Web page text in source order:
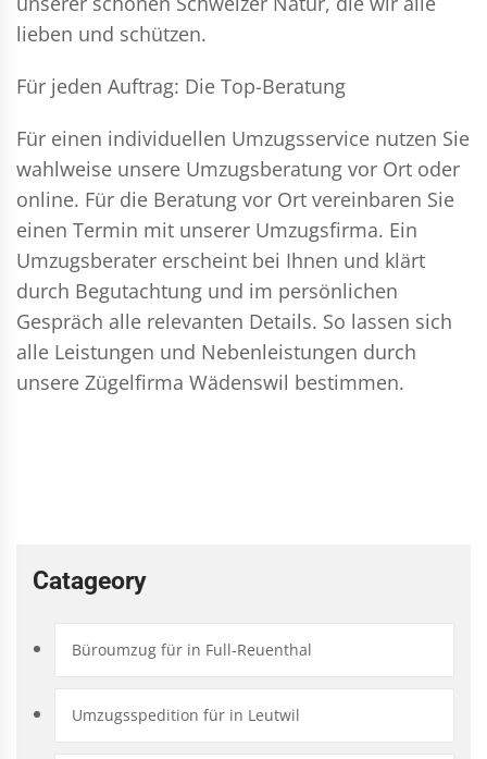
lieben und schützen.
Für jeden Auftrag: Die Top-Beratung
Für einen individuellen Umzugsservice nutzen Sie
wahlweise unsere Umzugsberatung vor Ort oder
online. Für die Beratung vor Ort vereinbaren Sie
einen Termin mit unserer Umzugsfirma. Ein
Umzugsberater erscheint bei Ihnen und klärt
durch Begutachtung und im persönlichen
Gespräch alle relevanten Details. So lassen sich
alle Leistungen und Nebenleistungen durch
unsere Zügelfirma Wädenswil bestimmen.
Catageory
Büroumzug für in Full-Reuenthal
Umzugsspedition für in Leutwil